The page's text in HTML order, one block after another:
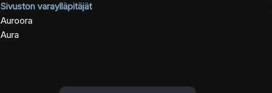
Sivuston varaylläpitäjät
Auroora
Aura